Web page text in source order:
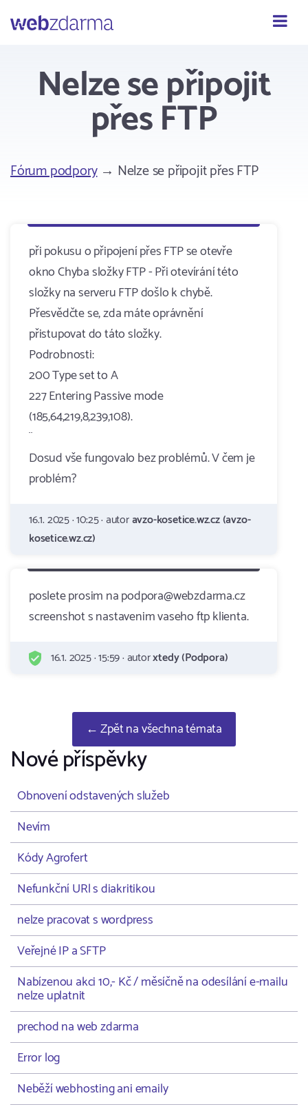
Webzdarma
Nelze se připojit
přes FTP
Fórum podpory→ Nelze se připojit přes FTP
při pokusu o připojení přes FTP se otevře
okno Chyba složky FTP - Při otevírání této
složky na serveru FTP došlo k chybě.
Přesvědčte se, zda máte oprávnění
přistupovat do táto složky.
Podrobnosti:
200 Type set to A
227 Entering Passive mode
(185,64,219,8,239,108).
¨
Dosud vše fungovalo bez problémů. V čem je
problém?
16.1. 2025 · 10:25 · autoravzo-kosetice.wz.cz (avzo-
kosetice.wz.cz)
poslete prosim na podpora@webzdarma.cz
screenshot s nastavenim vaseho ftp klienta.
16.1. 2025 · 15:59 · autorxtedy (Podpora)
← Zpět na všechna témata
Nové příspěvky
Obnovení odstavených služeb
Nevím
Kódy Agrofert
Nefunkční URl s diakritikou
nelze pracovat s wordpress
Veřejné IP a SFTP
Nabízenou akci 10,- Kč / měsíčně na odesílání e-mailu
nelze uplatnit
prechod na web zdarma
Error log
Neběží webhosting ani emaily